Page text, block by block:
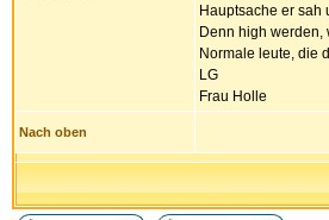
Hauptsache er sah
Denn high
Normale leute, die
LG
Frau Holle
Nach oben